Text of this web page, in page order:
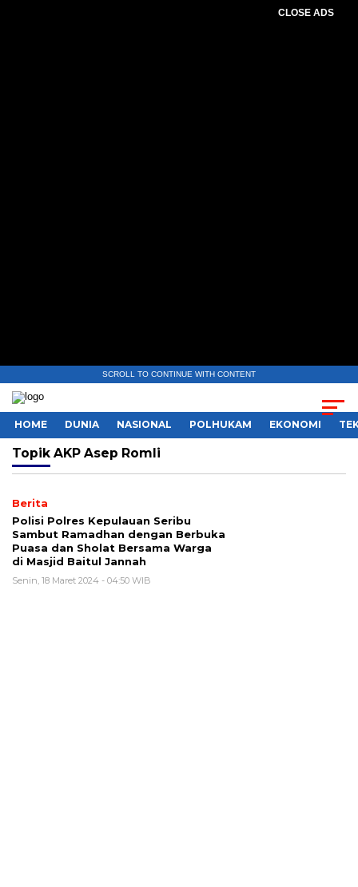
CLOSE ADS
SCROLL TO CONTINUE WITH CONTENT
HOME DUNIA NASIONAL POLHUKAM EKONOMI
Topik AKP Asep Romli
Berita
Polisi Polres Kepulauan Seribu
Sambut Ramadhan dengan Berbuka
Puasa dan Sholat Bersama Warga
di Masjid Baitul Jannah
Senin, 18 Maret 2024 - 04:50 WIB